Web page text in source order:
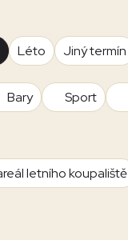
Léto
Jiný termín
Bary Sport
letního koupaliště